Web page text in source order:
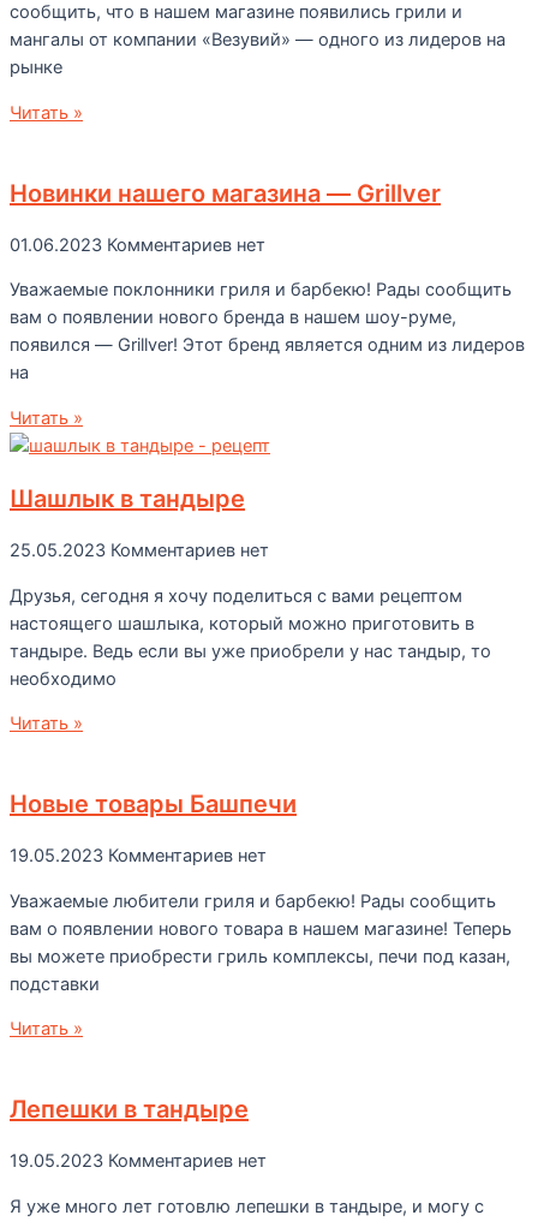
сообщить, что в нашем магазине появились грили и
мангалы от компании «Везувий» — одного из лидеров на
рынке
Читать »
Новинки нашего магазина — Grillver
01.06.2023 Комментариев нет
Уважаемые поклонники гриля и барбекю! Рады сообщить
вам о появлении нового бренда в нашем шоу-руме,
появился — Grillver! Этот бренд является одним из лидеров
на
Читать »
Шашлык в тандыре
25.05.2023 Комментариев нет
Друзья, сегодня я хочу поделиться с вами рецептом
настоящего шашлыка, который можно приготовить в
тандыре. Ведь если вы уже приобрели у нас тандыр, то
необходимо
Читать »
Новые товары Башпечи
19.05.2023 Комментариев нет
Уважаемые любители гриля и барбекю! Рады сообщить
вам о появлении нового товара в нашем магазине! Теперь
вы можете приобрести гриль комплексы, печи под казан,
подставки
Читать »
Лепешки в тандыре
19.05.2023 Комментариев нет
Я уже много лет готовлю лепешки в тандыре, и могу с